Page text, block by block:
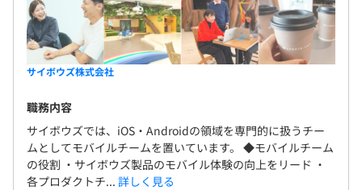
サイボウズ株式会社
職務内容
サイボウズでは、iOS・Androidの領域を専門的に扱うチー
ムとしてモバイルチームを置いています。 ◆モバイルチーム
の役割 ・サイボウズ製品のモバイル体験の向上をリード ・
各プロダクトチ... 詳しく見る